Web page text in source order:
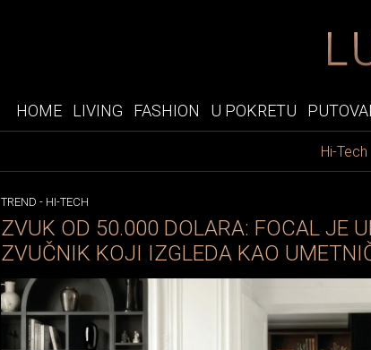
HOME LIVING FASHION U POKRETU
Hi-Tech
TREND - HI-TECH
ZVUK OD 50.000 DOLARA: FOCAL JE
ZVUČNIK KOJI IZGLEDA KAO